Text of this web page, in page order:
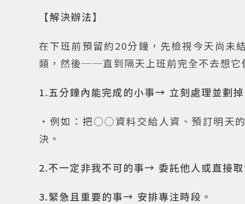
【解決辦法】
在下班前預留約20分鐘，先檢視今天尚未
類，然後──直到隔天上班前完全不去想它
1.五分鐘內能完成的小事→ 立刻處理並劃掉
‧例如：把○○資料交給人資、預訂明天
決。
2.不一定非我不可的事→ 委託他人或直接取
3.緊急且重要的事→ 安排專注時段。